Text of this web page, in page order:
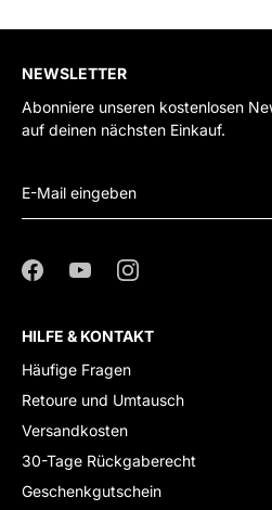
NEWSLETTER
Abonniere unseren kostenlosen
auf deinen nächsten Einkauf.
HILFE & KONTAKT
Häufige Fragen
Retoure und Umtausch
Versandkosten
30-Tage Rückgaberecht
Geschenkgutschein